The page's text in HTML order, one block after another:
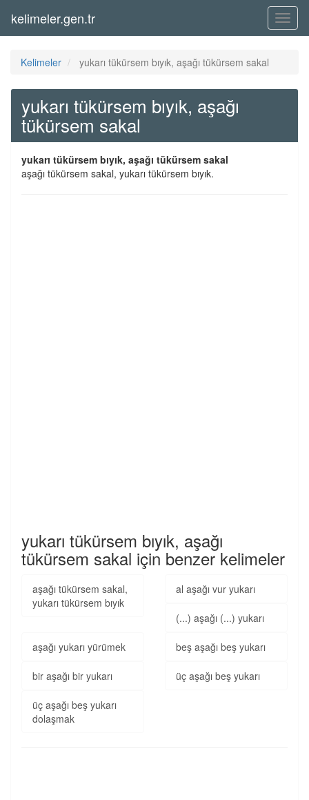
Menü
kelimeler.gen.tr
Kelimeler yukarı tükürsem bıyık, aşağı tükürsem sakal
yukarı tükürsem bıyık, aşağı
tükürsem sakal
yukarı tükürsem bıyık, aşağı tükürsem sakal
aşağı tükürsem sakal, yukarı tükürsem bıyık.
yukarı tükürsem bıyık, aşağı
tükürsem sakal için benzer kelimeler
aşağı tükürsem sakal,
yukarı tükürsem bıyık
al aşağı vur yukarı
(...) aşağı (...) yukarı
aşağı yukarı yürümek beş aşağı beş yukarı
bir aşağı bir yukarı üç aşağı beş yukarı
üç aşağı beş yukarı
dolaşmak